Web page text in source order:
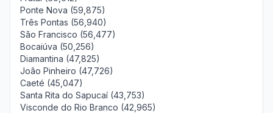
Ponte Nova (59,875)
Três Pontas (56,940)
São Francisco (56,477)
Bocaiúva (50,256)
Diamantina (47,825)
João Pinheiro (47,726)
Caeté (45,047)
Santa Rita do Sapucaí (43,753)
Visconde do Rio Branco (42,965)